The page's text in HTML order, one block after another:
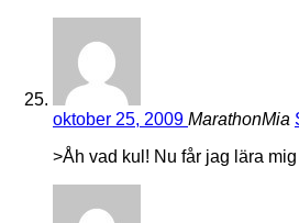
oktober 25, 2009 MarathonMia
>Åh vad kul! Nu får jag lära